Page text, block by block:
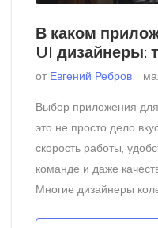
В каком
UI дизайнеры:
от Евгений Ребров
Выбор приложения
это не просто дело
скорость работы,
команде и даже
Многие дизайнеры